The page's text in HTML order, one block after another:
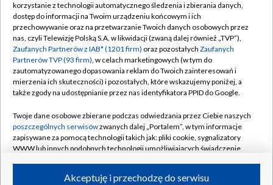
TVP
Abonament TVP
Emisja w TVP
Centrum informacji TVP
Naziemna Telewizja Cyfrowa
Rada Programowa
System NOS
Informacje o nadawcy
Regulamin TVP
Polityka prywatności
Moje zgody
Pomoc
Kontakt
Kanały
korzystanie z technologii automatycznego śledzenia i zbierania danych,
dostęp do informacji na Twoim urządzeniu końcowym i ich
przechowywanie oraz na przetwarzanie Twoich danych osobowych przez
nas, czyli Telewizję Polską S.A. w likwidacji (zwaną dalej również „TVP”),
Zaufanych Partnerów z IAB* (1201 firm) oraz pozostałych Zaufanych
Partnerów TVP (93 firm), w celach marketingowych (w tym do
zautomatyzowanego dopasowania reklam do Twoich zainteresowań i
mierzenia ich skuteczności) i pozostałych, które wskazujemy poniżej, a
także zgody na udostępnianie przez nas identyfikatora PPID do Google.
Twoje dane osobowe zbierane podczas odwiedzania przez Ciebie naszych
poszczególnych serwisówzwanych dalej „Portalem”, w tym informacje
zapisywane za pomocą technologii takich jak: pliki cookie, sygnalizatory
WWW lub innych podobnych technologii umożliwiających świadczenie
ruchu w Internecie.Akceptuję i przechodzę do serwisu